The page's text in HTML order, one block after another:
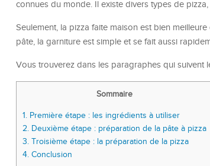
connues du monde. Il existe divers types de
Seulement, la pizza faite maison est bien
pâte, la garniture est simple et se fait aussi
Vous trouverez dans les paragraphes qui suivent
Sommaire
1. Première étape : les ingrédients à utiliser
2. Deuxième étape : préparation de la pâte à pizza
3. Troisième étape : la préparation de la pizza
4. Conclusion